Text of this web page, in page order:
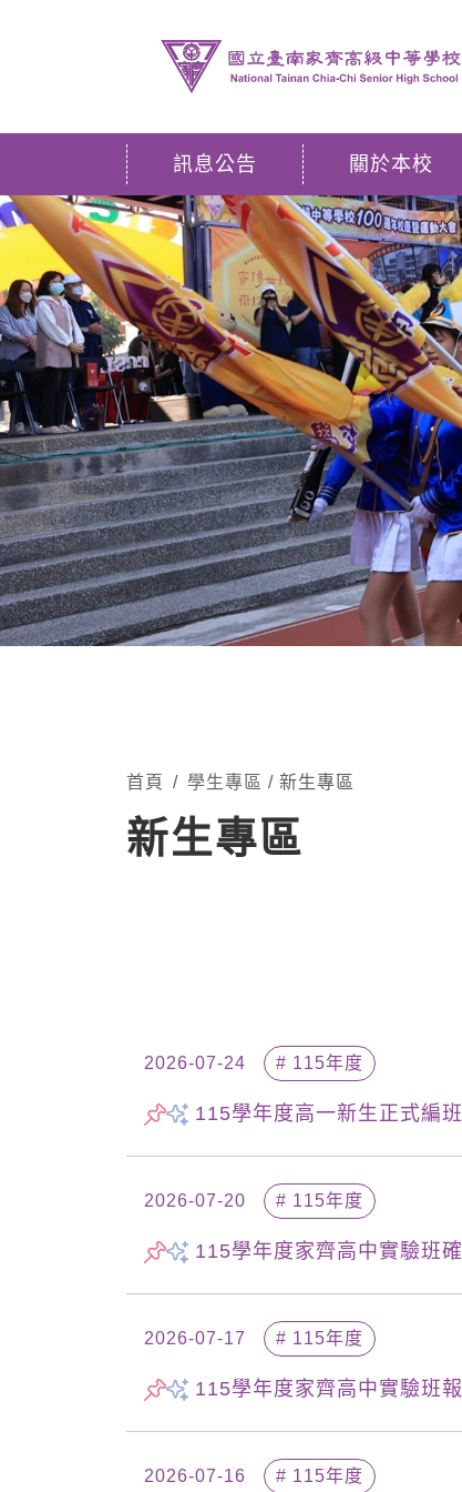
訊息公告 關於本校
首頁 學生專區 / 新生專區
新生專區
2026-07-24 # 115年度
115學年度高一新生正式編
2026-07-20 # 115年度
115學年度家齊高中實驗班
2026-07-17 # 115年度
115學年度家齊高中實驗班
2026-07-16 # 115年度